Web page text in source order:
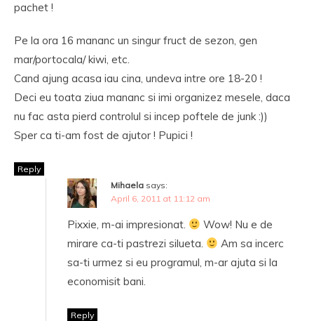
pachet !
Pe la ora 16 mananc un singur fruct de sezon, gen
mar/portocala/ kiwi, etc.
Cand ajung acasa iau cina, undeva intre ore 18-20 !
Deci eu toata ziua mananc si imi organizez mesele, daca
nu fac asta pierd controlul si incep poftele de junk :))
Sper ca ti-am fost de ajutor ! Pupici !
Reply
Mihaela says:
April 6, 2011 at 11:12 am
Pixxie, m-ai impresionat.
Wow! Nu e de
mirare ca-ti pastrezi silueta.
Am sa incerc
sa-ti urmez si eu programul, m-ar ajuta si la
economisit bani.
Reply